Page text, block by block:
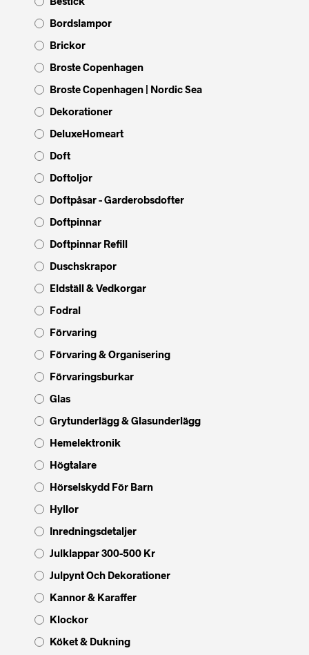
Bordslampor
Brickor
Broste Copenhagen
Broste Copenhagen | Nordic Sea
Dekorationer
DeluxeHomeart
Doft
Doftoljor
Doftpåsar - Garderobsdofter
Doftpinnar
Doftpinnar Refill
Duschskrapor
Eldställ & Vedkorgar
Fodral
Förvaring
Förvaring & Organisering
Förvaringsburkar
Glas
Grytunderlägg & Glasunderlägg
Hemelektronik
Högtalare
Hörselskydd För Barn
Hyllor
Inredningsdetaljer
Julklappar 300-500 Kr
Julpynt Och Dekorationer
Kannor & Karaffer
Klockor
Köket & Dukning